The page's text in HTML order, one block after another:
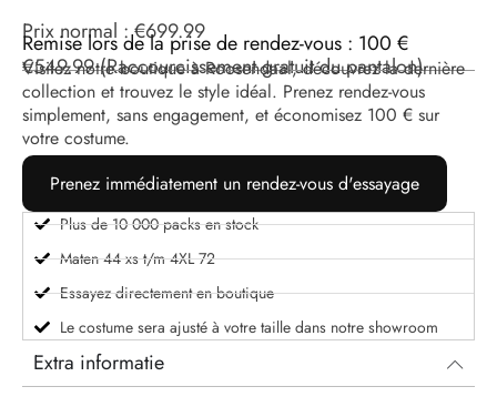
Prix ​​normal :€699.99
Remise lors de la prise de rendez-vous : 100 €
€549.99(Raccourcissement gratuit du pantalon)
Visitez notre boutique à Roosendaal, découvrez la dernière
collection et trouvez le style idéal. Prenez rendez-vous
simplement, sans engagement, et économisez 100 € sur
votre costume.
Prenez immédiatement un rendez-vous d'essayage
Plus de 10 000 packs en stock
Maten 44 xs t/m 4XL 72
Essayez directement en boutique
Le costume sera ajusté à votre taille dans notre showroom
Extra informatie